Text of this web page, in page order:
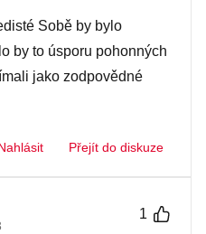
Sobě by bylo
by to úsporu pohonných
jako zodpovědné
Přejít do diskuze
1